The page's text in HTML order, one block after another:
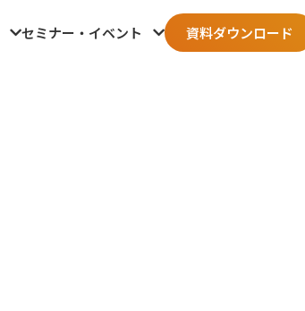
セミナー・イベント 資料ダウンロード